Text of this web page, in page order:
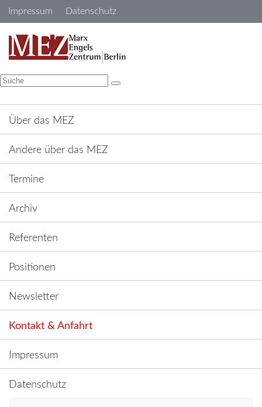
Navigation
überspringen
Impressum Datenschutz
Navigation
Über das MEZ
Andere über das MEZ
Termine
Archiv
Referenten
Positionen
Newsletter
Kontakt & Anfahrt
Impressum
Datenschutz